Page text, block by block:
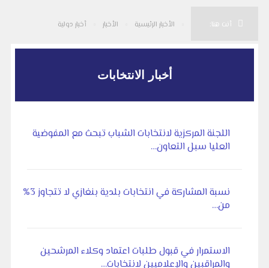
أنت هنا: الأخبار الرئيسية الأخبار أخبار دولية
أخبار الانتخابات
اللجنة المركزية لانتخابات الشباب تبحث مع المفوضية
العليا سبل التعاون…
نسبة المشاركة في انتخابات بلدية بنغازي لا تتجاوز 3%
من…
الاستمرار في قبول طلبات اعتماد وكلاء المرشحين
والمراقبين والإعلاميين لانتخابات…